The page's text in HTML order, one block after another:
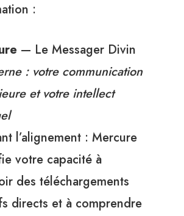
:
— Le Messager Divin
: votre communication
et votre intellect
l’alignement : Mercure
votre capacité à
des téléchargements
directs et à comprendre